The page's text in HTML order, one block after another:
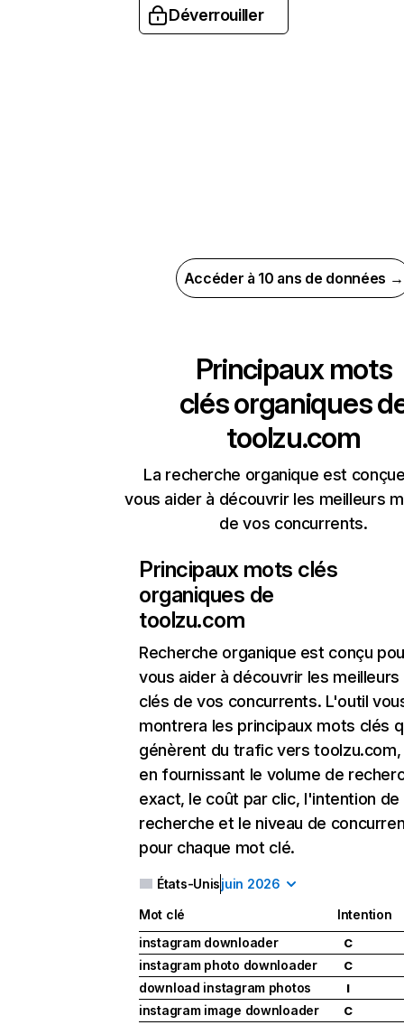
Déverrouiller
Accéder à 10 ans de données →
Principaux mots
clés organiques
toolzu.com
La recherche organique est
vous aider à découvrir les meilleurs
de vos concurrents.
Principaux mots clés
organiques de
toolzu.com
Recherche organique est conçu
vous aider à découvrir les
clés de vos concurrents. L'outil
montrera les principaux mots clés
génèrent du trafic vers
en fournissant le volume de
exact, le coût par clic, l'intention de
recherche et le niveau de
pour chaque mot clé.
États-Unisjuin 2026
Mot clé
Intention
instagram downloader
C
instagram photo downloader C
download instagram photos I
instagram image downloader C